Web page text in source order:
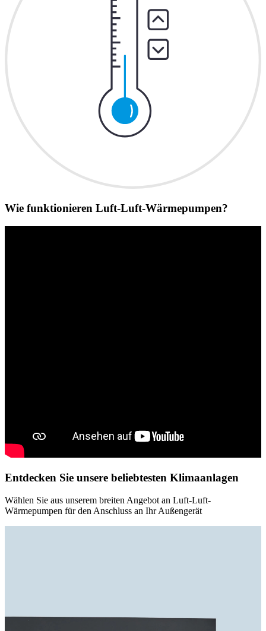
Wie funktionieren Luft-Luft-Wärmepumpen?
Entdecken Sie unsere beliebtesten Klimaanlagen
Wählen Sie aus unserem breiten Angebot an Luft-Luft-
Wärmepumpen für den Anschluss an Ihr Außengerät